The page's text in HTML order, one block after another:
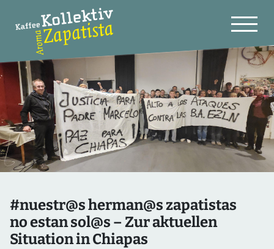
#nuestr@s herman@s zapatistas
no estan sol@s – Zur aktuellen
Situation in Chiapas